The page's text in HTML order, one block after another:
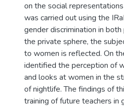
on the social
was carried out using the
gender discrimination in
the private sphere, the
to women is reflected. On
identified the perception of
and looks at women in the
of nightlife. The findings of
training of future teachers in